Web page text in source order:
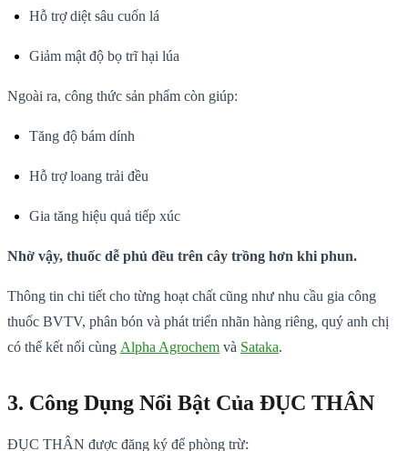
Hỗ trợ diệt sâu cuốn lá
Giảm mật độ bọ trĩ hại lúa
Ngoài ra, công thức sản phẩm còn giúp:
Tăng độ bám dính
Hỗ trợ loang trải đều
Gia tăng hiệu quả tiếp xúc
Nhờ vậy, thuốc dễ phủ đều trên cây trồng hơn khi phun.
Thông tin chi tiết cho từng hoạt chất cũng như nhu cầu gia công
thuốc BVTV, phân bón và phát triển nhãn hàng riêng, quý anh chị
có thể kết nối cùng Alpha Agrochem và Sataka.
3. Công Dụng Nổi Bật Của ĐỤC THÂN
ĐỤC THÂN được đăng ký để phòng trừ: